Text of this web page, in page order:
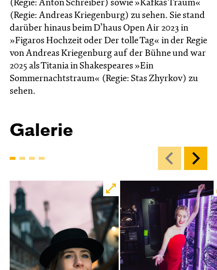
(Regie: Anton Schreiber) sowie »Kafkas Traum«
(Regie: Andreas Kriegenburg) zu sehen. Sie stand
darüber hinaus beim D’haus Open Air 2023 in
»Figaros Hochzeit oder Der tolle Tag« in der Regie
von Andreas Kriegenburg auf der Bühne und war
2025 als Titania in Shakespeares »Ein
Sommernachtstraum« (Regie: Stas Zhyrkov) zu
sehen.
Galerie